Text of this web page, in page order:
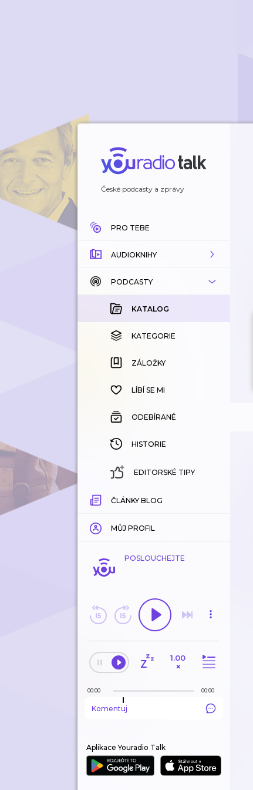
České podcasty a zprávy
PRO TEBE
AUDIOKNIHY
KATALOG
KOUPENÉ
KATEGORIE
ZÁLOŽKY
HISTORIE
PODCASTY
KATALOG
KATEGORIE
ZÁLOŽKY
LÍBÍ SE MI
ODEBÍRANÉ
HISTORIE
EDITORSKÉ TIPY
ČLÁNKY BLOG
MŮJ PROFIL
POSLOUCHEJTE
1.00
×
00:00 00:00
Komentuj
Aplikace Youradio Talk